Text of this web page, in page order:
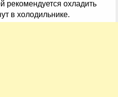
рекомендуется охладить
в холодильнике.